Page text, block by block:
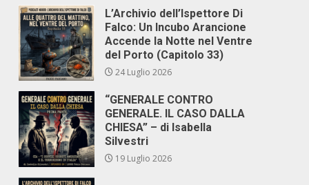
L’Archivio dell’Ispettore Di
Falco: Un Incubo Arancione
Accende la Notte nel Ventre
del Porto (Capitolo 33)
24 Luglio 2026
“GENERALE CONTRO
GENERALE. IL CASO DALLA
CHIESA” – di Isabella
Silvestri
19 Luglio 2026